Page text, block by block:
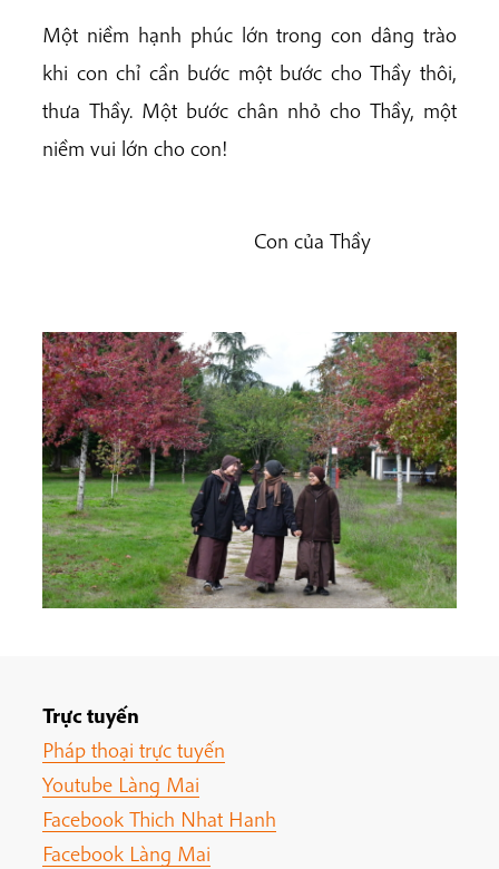
Một niềm hạnh phúc lớn trong con dâng trào
khi con chỉ cần bước một bước cho Thầy thôi,
thưa Thầy. Một bước chân nhỏ cho Thầy, một
niềm vui lớn cho con!
Con của Thầy
Trực tuyến
Pháp thoại trực tuyến
Youtube Làng Mai
Facebook Thich Nhat Hanh
Facebook Làng Mai